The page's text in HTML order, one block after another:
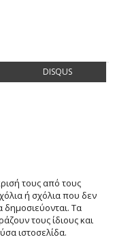
DISQUS
τους από τους
ή σχόλια που δεν
Τα
τους ίδιους και
ιστοσελίδα.